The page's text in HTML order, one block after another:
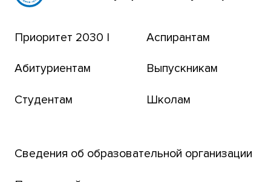
Томский региональный центр коллективного
Транссибирский научный путь
Парк социогуманитарных технологий ТГУ
Приоритет 2030 |
Абитуриентам
Студентам
Аспирантам
Выпускникам
Школам
Сведения об образовательной организации